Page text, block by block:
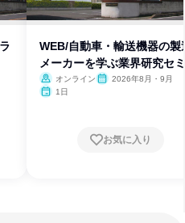
WEB/自動車・輸送機器の製
メーカーを学ぶ業界研究セ
ー
オンライン
2026年8月・9月
1日
お気に入り